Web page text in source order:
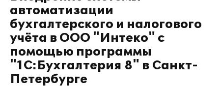
автоматизации
бухгалтерского и налогового
учёта в ООО "Интеко" с
помощью программы
"1С:Бухгалтерия 8" в Санкт-
Петербурге